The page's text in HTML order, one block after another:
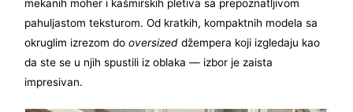
mekanih moher i kašmirskih pletiva sa prepoznatljivom
pahuljastom teksturom. Od kratkih, kompaktnih modela sa
okruglim izrezom dooversized džempera koji izgledaju kao
da ste se u njih spustili iz oblaka — izbor je zaista
impresivan.